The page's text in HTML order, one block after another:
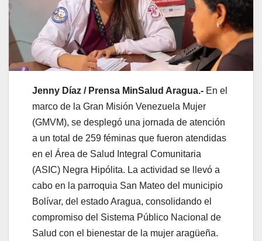
Jenny Díaz / Prensa MinSalud Aragua.- En el
marco de la Gran Misión Venezuela Mujer
(GMVM), se desplegó una jornada de atención
a un total de 259 féminas que fueron atendidas
en el Área de Salud Integral Comunitaria
(ASIC) Negra Hipólita. La actividad se llevó a
cabo en la parroquia San Mateo del municipio
Bolívar, del estado Aragua, consolidando el
compromiso del Sistema Público Nacional de
Salud con el bienestar de la mujer aragüeña.